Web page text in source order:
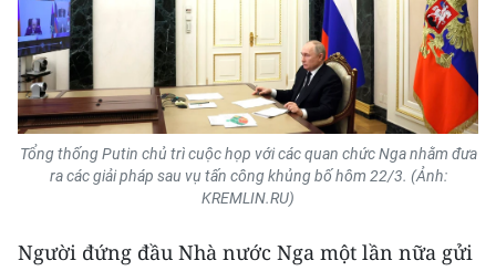
Infographic
TIN MỚI
TIN ĐỊA PHƯƠNG
Trung du và miền núi phía Bắc
Đồng bằng sông Hồng
Tổng thống Putin chủ trì cuộc họp với các quan chức Nga nhằm đưa
ra các giải pháp sau vụ tấn công khủng bố hôm 22/3. (Ảnh:
KREMLIN.RU)
Người đứng đầu Nhà nước Nga một lần nữa gửi